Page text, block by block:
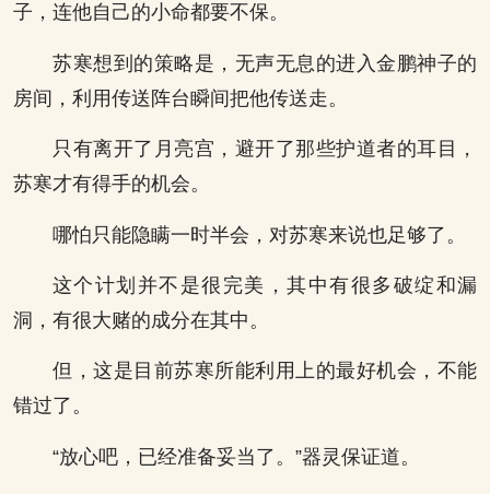
子，连他自己的小命都要不保。
苏寒想到的策略是，无声无息的进入金鹏神子的
房间，利用传送阵台瞬间把他传送走。
只有离开了月亮宫，避开了那些护道者的耳目，
苏寒才有得手的机会。
哪怕只能隐瞒一时半会，对苏寒来说也足够了。
这个计划并不是很完美，其中有很多破绽和漏
洞，有很大赌的成分在其中。
但，这是目前苏寒所能利用上的最好机会，不能
错过了。
“放心吧，已经准备妥当了。”器灵保证道。